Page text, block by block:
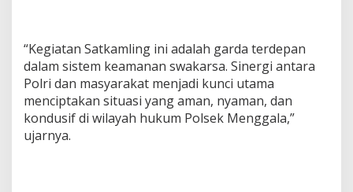
“Kegiatan Satkamling ini adalah garda terdepan
dalam sistem keamanan swakarsa. Sinergi antara
Polri dan masyarakat menjadi kunci utama
menciptakan situasi yang aman, nyaman, dan
kondusif di wilayah hukum Polsek Menggala,”
ujarnya.